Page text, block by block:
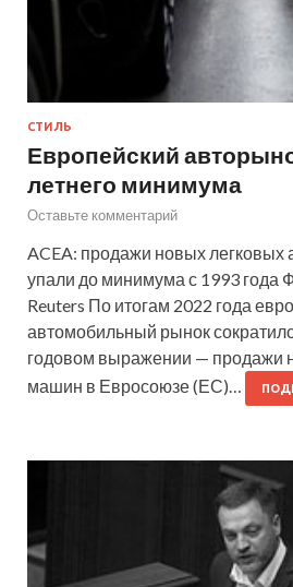
СТИЛЬ
Европейский
летнего минимума
Оставьте комментарий
ACEA: продажи новых
упали до минимума с 1993 года
Reuters По итогам 2022 года
автомобильный рынок
годовом выражении — продажи
машин в Евросоюзе (ЕС)…